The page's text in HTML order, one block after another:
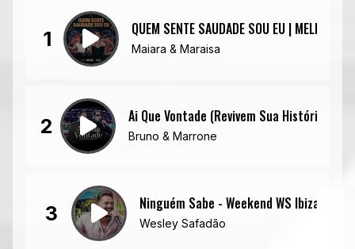
1 QUEM SENTE SAUDADE SOU EU | MELHOR
Maiara & Maraisa
2 Ai Que Vontade (Revivem Sua História - Ao
Bruno & Marrone
3 Ninguém Sabe - Weekend WS Ibiza
Wesley Safadão